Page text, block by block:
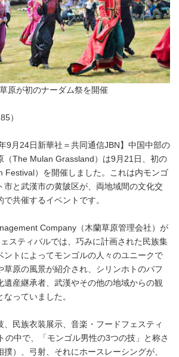
原が初のナーダム祭を開催
）
9月24日新華社＝共同通信JBN】中国中部の
（The Mulan Grassland）は9月21日、初の
Festival）を開催しました。これは内モンゴ
市と武漢市の黄陂区が、両地域間の文化交
共催するイベントです。
Company（木蘭草原管理会社）が
スティバルでは、巧みに計画された民族集
ントによってモンゴルの人々のユニークで
草原の風景が紹介され、シリンホトのパフ
遺産継承者、武漢やその他の地域からの観
っていました。
、民族衣装展示、音楽・フードフェスティ
の中で、「モンゴル男性の3つの技」と称さ
）、弓射、それにホースレーシングが、